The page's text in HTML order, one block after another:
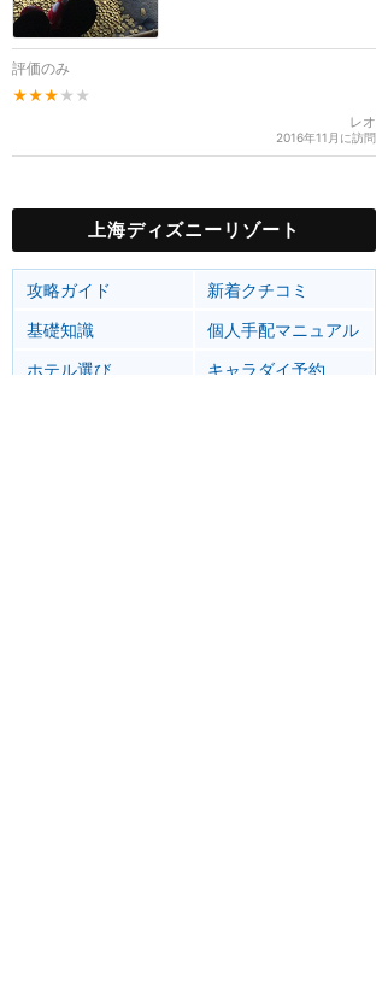
評価のみ
★★★ ★★
レオ
2016年11月に訪問
上海ディズニーリゾート
攻略ガイド
新着クチコミ
基礎知識
個人手配マニュアル
ホテル選び
キャラダイ予約